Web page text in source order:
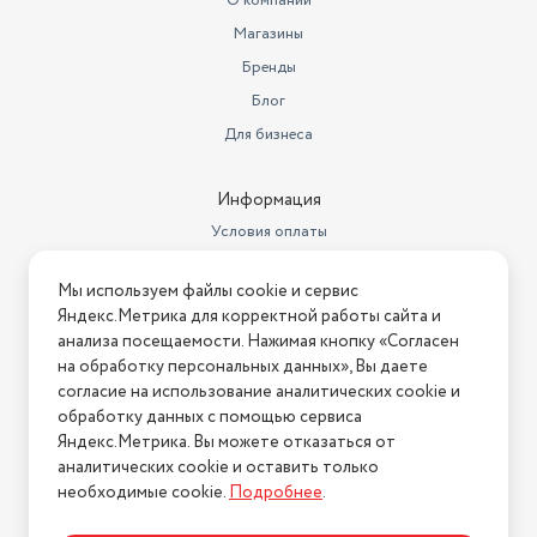
Количество сковород в наборе 1 шт.
бабушке
классическая
круглая
Длина товара в упаковке, в
метрах
0.49
Ширина товара в упаковке, в
метрах
0.1
Высота товара в упаковке, в
метрах
0.31
Объем товара в упаковке, в
литрах
15.19
Магазины
Бренды
Блог
Для бизнеса
Информация
Условия оплаты
Условия возврата
Нашли ошибку на сайте? Напишите нам
2026 © Интернет-магазин "АстМаркет". У нас есть всё!
Политика конфиденциальности
Мы используем файлы cookie и сервис
Яндекс.Метрика для корректной работы сайта и
анализа посещаемости. Нажимая кнопку «Согласен
на обработку персональных данных», Вы даете
согласие на использование аналитических cookie и
обработку данных с помощью сервиса
Яндекс.Метрика. Вы можете отказаться от
аналитических cookie и оставить только
необходимые cookie.Подробнее.